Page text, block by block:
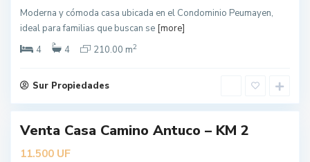
Moderna y cómoda casa ubicada en el Condominio Peumayen,
ideal para familias que buscan se [more]
4
4 210.00 m2
Sur Propiedades
n
g
e
e
Venta Casa Camino Antuco – KM 2
11.500 UF